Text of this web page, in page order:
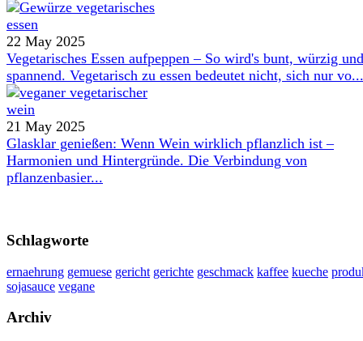
22 May 2025
Vegetarisches Essen aufpeppen – So wird's bunt, würzig und
spannend. Vegetarisch zu essen bedeutet nicht, sich nur vo...
21 May 2025
Glasklar genießen: Wenn Wein wirklich pflanzlich ist –
Harmonien und Hintergründe. Die Verbindung von
pflanzenbasier...
Schlagworte
ernaehrung gemuese gericht gerichte geschmack kaffee kueche
sojasauce vegane
Archiv